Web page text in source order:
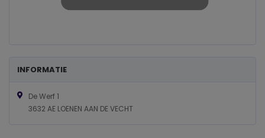
INFORMATIE
De Werf 1
3632 AE LOENEN AAN DE VECHT